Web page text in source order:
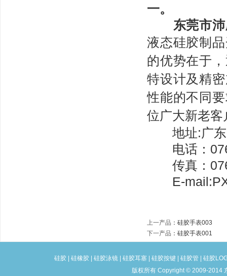
一。
东莞市
液态硅胶制
的优势在于
特设计及精
性能的不同
位广大新老
地址:广东
电话：
传真：
E-
上一产品 ： 硅胶手表003
下一产品 ： 硅胶手表001
硅胶 硅橡胶 硅胶泳镜 硅胶耳塞 硅胶按键 硅胶管
硅胶
版权所有 Copyright © 2009-2014